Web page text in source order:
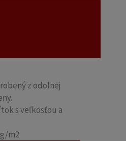
z odolnej
s veľkosťou a
m2